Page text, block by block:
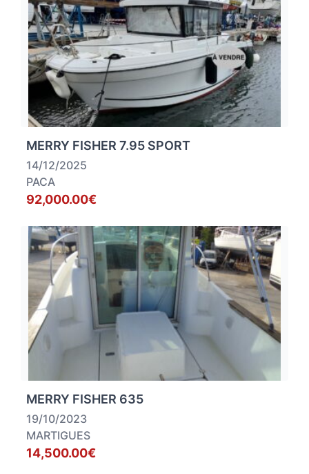
MERRY FISHER 7.95 SPORT
14/12/2025
PACA
92,000.00€
MERRY FISHER 635
19/10/2023
MARTIGUES
14,500.00€